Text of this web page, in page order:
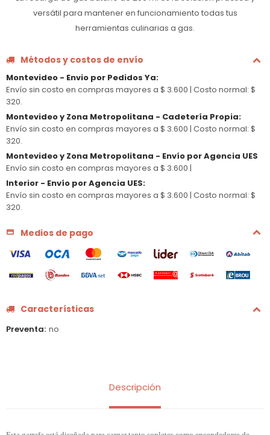
versátil para mantener en funcionamiento todas tus
herramientas culinarias a gas.
Métodos y costos de envío
Montevideo - Envio por Pedidos Ya:
Envío sin costo en compras mayores a $ 3.600 | Costo normal: $
320.
Montevideo y Zona Metropolitana - Cadetería Propia:
Envío sin costo en compras mayores a $ 3.600 | Costo normal: $
320.
Montevideo y Zona Metropolitana - Envío por Agencia UES
Envío sin costo en compras mayores a $ 3.600 |
Interior - Envío por Agencia UES:
Envío sin costo en compras mayores a $ 3.600 | Costo normal: $
320.
Medios de pago
Características
Preventa no
Descripción